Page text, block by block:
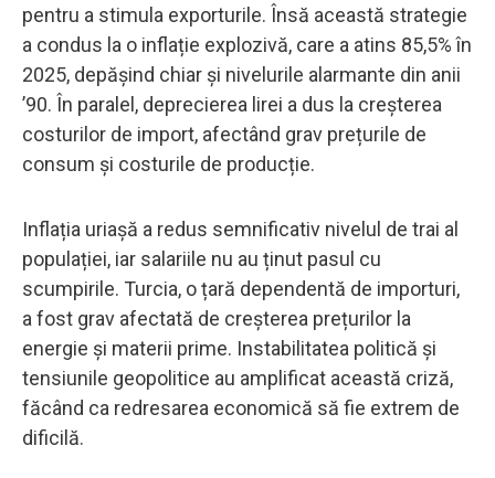
pentru a stimula exporturile. Însă această strategie
a condus la o inflație explozivă, care a atins 85,5% în
2025, depășind chiar și nivelurile alarmante din anii
’90. În paralel, deprecierea lirei a dus la creșterea
costurilor de import, afectând grav prețurile de
consum și costurile de producție.
Inflația uriașă a redus semnificativ nivelul de trai al
populației, iar salariile nu au ținut pasul cu
scumpirile. Turcia, o țară dependentă de importuri,
a fost grav afectată de creșterea prețurilor la
energie și materii prime. Instabilitatea politică și
tensiunile geopolitice au amplificat această criză,
făcând ca redresarea economică să fie extrem de
dificilă.